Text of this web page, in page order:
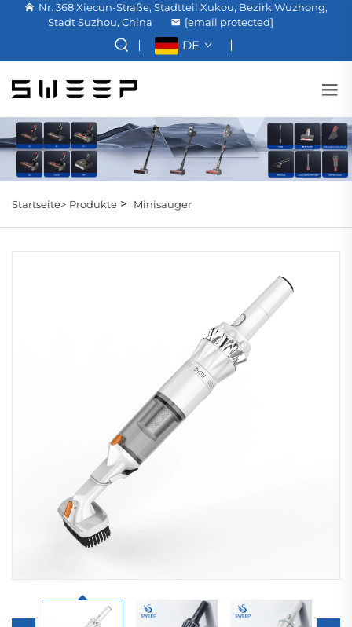
Nr. 368 Xiecun-Straße, Stadtteil Xukou, Bezirk Wuzhong,
Stadt Suzhou, China
[email protected]
DE
Startseite> Produkte > Minisauger